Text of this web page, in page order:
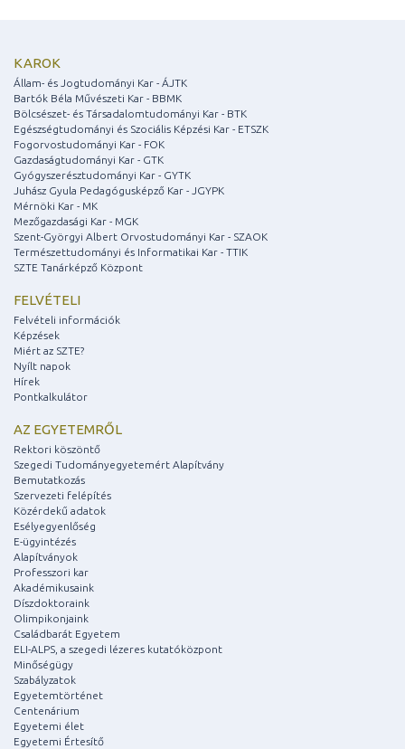
KAROK
Állam- és Jogtudományi Kar - ÁJTK
Bartók Béla Művészeti Kar - BBMK
Bölcsészet- és Társadalomtudományi Kar - BTK
Egészségtudományi és Szociális Képzési Kar - ETSZK
Fogorvostudományi Kar - FOK
Gazdaságtudományi Kar - GTK
Gyógyszerésztudományi Kar - GYTK
Juhász Gyula Pedagógusképző Kar - JGYPK
Mérnöki Kar - MK
Mezőgazdasági Kar - MGK
Szent-Györgyi Albert Orvostudományi Kar - SZAOK
Természettudományi és Informatikai Kar - TTIK
SZTE Tanárképző Központ
FELVÉTELI
Felvételi információk
Képzések
Miért az SZTE?
Nyílt napok
Hírek
Pontkalkulátor
AZ EGYETEMRŐL
Rektori köszöntő
Szegedi Tudományegyetemért Alapítvány
Bemutatkozás
Szervezeti felépítés
Közérdekű adatok
Esélyegyenlőség
E-ügyintézés
Alapítványok
Professzori kar
Akadémikusaink
Díszdoktoraink
Olimpikonjaink
Családbarát Egyetem
ELI-ALPS, a szegedi lézeres kutatóközpont
Minőségügy
Szabályzatok
Egyetemtörténet
Centenárium
Egyetemi élet
Egyetemi Értesítő